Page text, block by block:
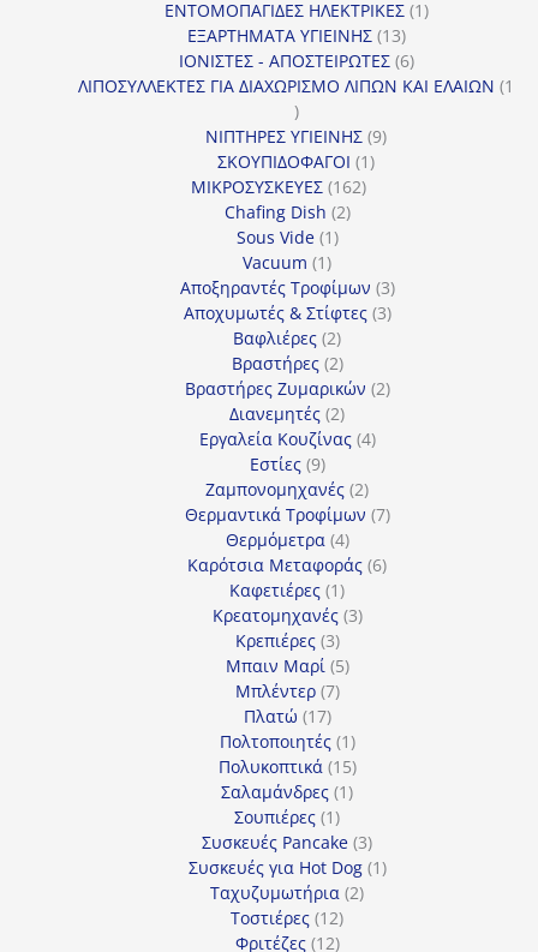
προϊόντα
ΕΝΤΟΜΟΠΑΓΙΔΕΣ ΗΛΕΚΤΡΙΚΕΣ 11
ΕΞΑΡΤΗΜΑΤΑ ΥΓΙΕΙΝΗΣ 1313
προϊόντα
ΙΟΝΙΣΤΕΣ - ΑΠΟΣΤΕΙΡΩΤΕΣ 66
προϊόντα
ΛΙΠΟΣΥΛΛΕΚΤΕΣ ΓΙΑ ΔΙΑΧΩΡΙΣΜΟ ΛΙΠΩΝ ΚΑΙ ΕΛΑΙΩΝ 1
1
προϊόν
ΝΙΠΤΗΡΕΣ ΥΓΙΕΙΝΗΣ 99
ΣΚΟΥΠΙΔΟΦΑΓΟΙ 11
ΜΙΚΡΟΣΥΣΚΕΥΕΣ 162162
Chafing Dish 22
Sous Vide 11
Vacuum 11
προϊόν
Αποξηραντές Τροφίμων 33
προϊόντα
Αποχυμωτές & Στίφτες 33
Βαφλιέρες 22
προϊόντα
Βραστήρες 22
προϊόντα
Βραστήρες Ζυμαρικών 22
Διανεμητές 22
προϊόντα
Εργαλεία Κουζίνας 44
Εστίες 99
προϊόντα
Ζαμπονομηχανές 22
προϊόντα
Θερμαντικά Τροφίμων 77
Θερμόμετρα 44
προϊόντα
Καρότσια Μεταφοράς 66
Καφετιέρες 11
προϊόν
Κρεατομηχανές 33
Κρεπιέρες 33
προϊόντα
Μπαιν Μαρί 55
Μπλέντερ 77
Πλατώ 1717
προϊόντα
Πολτοποιητές 11
προϊόν
Πολυκοπτικά 1515
προϊόντα
Σαλαμάνδρες 11
Σουπιέρες 11
προϊόν
Συσκευές Pancake 33
προϊόντα
Συσκευές για Hot Dog 11
Ταχυζυμωτήρια 22
Τοστιέρες 1212
προϊόντα
Φριτέζες 1212